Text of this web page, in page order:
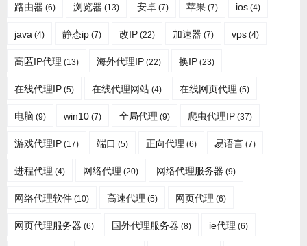
路由器 (6) 浏览器 (13) 安卓 (7) 苹果 (7) ios (4)
java (4) 静态ip (7) 改IP (22) 加速器 (7) vps (4)
高匿IP代理 (13) 海外代理IP (22) 换IP (23)
在线代理IP (5) 在线代理网站 (4) 在线网页代理 (5)
电脑 (9) win10 (7) 全局代理 (9) 爬虫代理IP (37)
游戏代理IP (17) 端口 (5) 正向代理 (6) 易语言 (7)
进程代理 (4) 网络代理 (20) 网络代理服务器 (9)
网络代理软件 (10) 高速代理 (5) 网页代理 (6)
网页代理服务器 (6) 国外代理服务器 (8) ie代理 (6)